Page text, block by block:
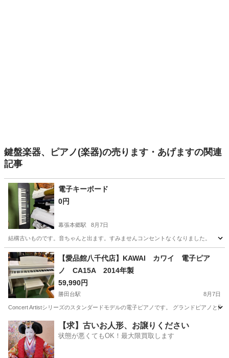
鍵盤楽器、ピアノ(楽器)の売ります・あげますの関連
記事
電子キーボード
0円
幕張本郷駅 8月7日
結構古いものです。音ちゃんと出ます。すみませんコンセントなくなりました。
千葉 千葉市 幕張本郷駅 鍵盤楽器、ピアノ
【愛品館八千代店】KAWAI カワイ 電子ピア
ノ CA15A 2014年製
59,990円
勝田台駅 8月7日
Concert Artistシリーズのスタンダードモデルの電子ピアノです。 グランドピアノと
千葉 八千代市 勝田台駅 鍵盤楽器、ピアノ 商品
【求】古いお人形、お譲りください
状態が悪くてもOK！最大限買取します